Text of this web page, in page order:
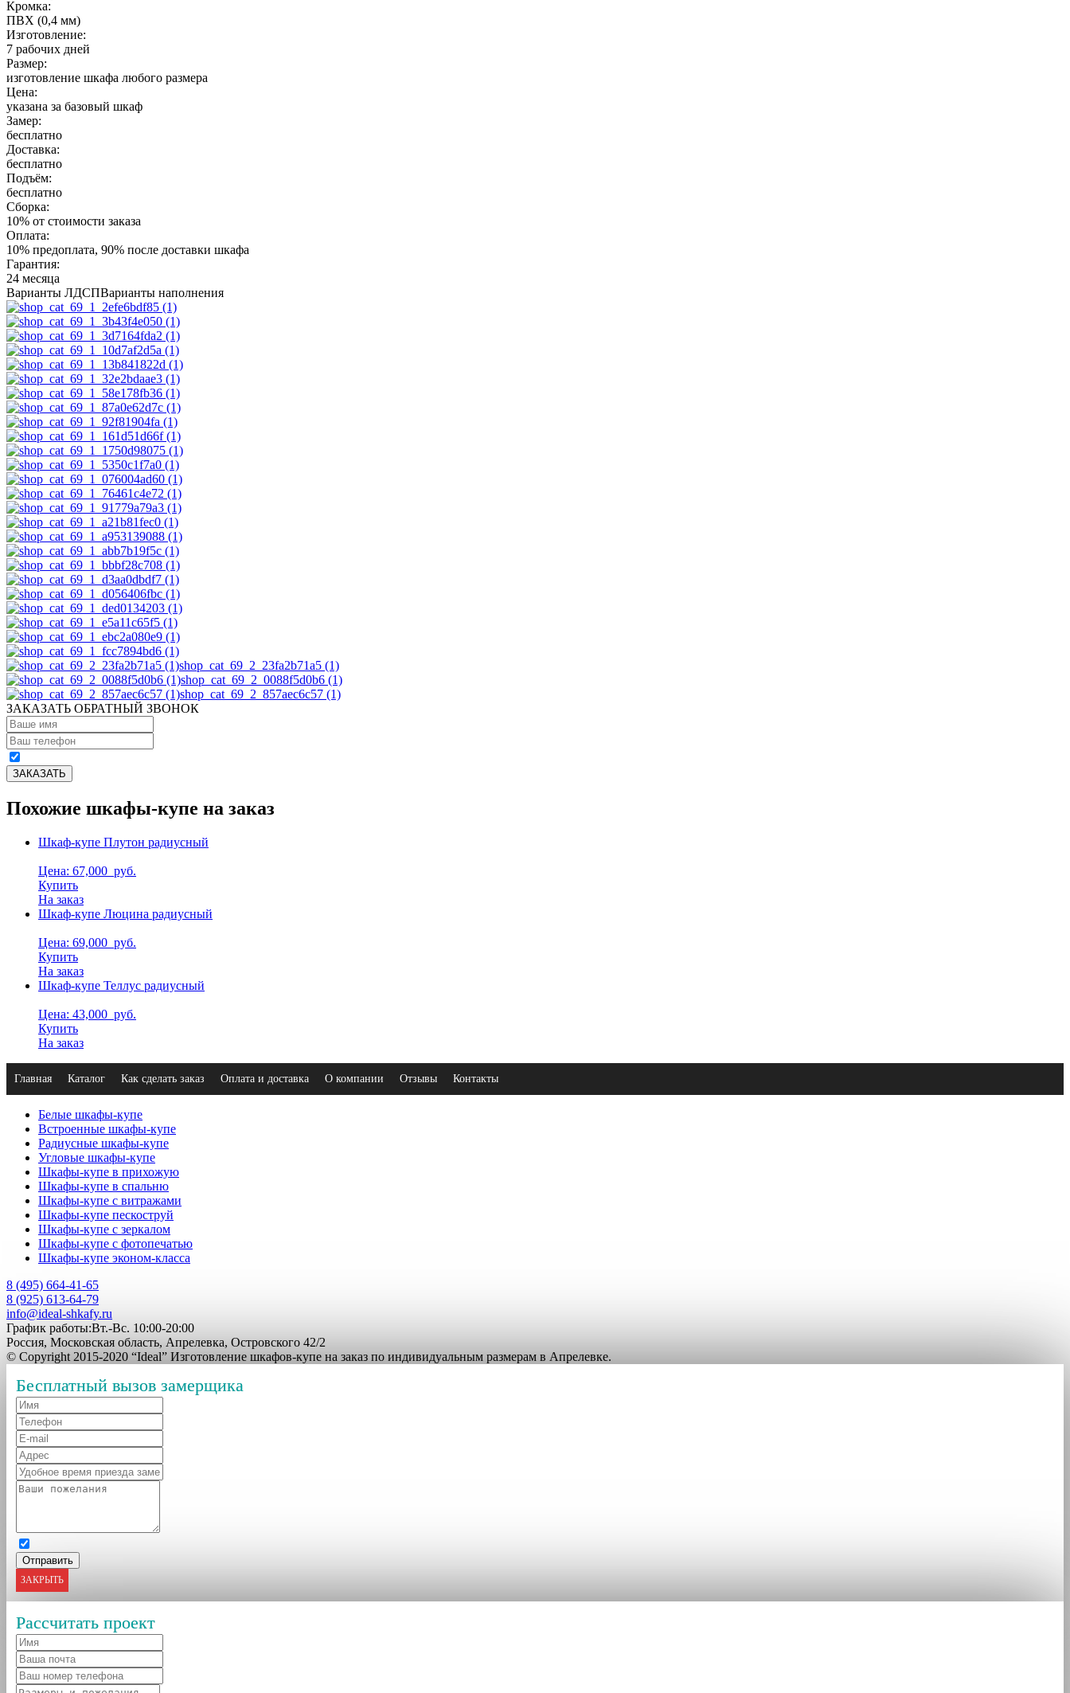
Кромка:
ПВХ (0,4 мм)
Изготовление:
7 рабочих дней
Размер:
изготовление шкафа любого размера
Цена:
указана за базовый шкаф
Замер:
бесплатно
Доставка:
бесплатно
Подъём:
бесплатно
Сборка:
10% от стоимости заказа
Оплата:
10% предоплата, 90% после доставки шкафа
Гарантия:
24 месяца
Варианты ЛДСПВарианты наполнения
shop_cat_69_2_23fa2b71a5 (1)
shop_cat_69_2_0088f5d0b6 (1)
shop_cat_69_2_857aec6c57 (1)
ЗАКАЗАТЬ ОБРАТНЫЙ ЗВОНОК
Похожие шкафы-купе на заказ
Шкаф-купе Плутон радиусный
Цена: 67,000 руб.
Купить
На заказ
Шкаф-купе Люцина радиусный
Цена: 69,000 руб.
Купить
На заказ
Шкаф-купе Теллус радиусный
Цена: 43,000 руб.
Купить
На заказ
Главная Каталог Как сделать заказ Оплата и доставка О компании Отзывы Контакты
Белые шкафы-купе
Встроенные шкафы-купе
Радиусные шкафы-купе
Угловые шкафы-купе
Шкафы-купе в прихожую
Шкафы-купе в спальню
Шкафы-купе с витражами
Шкафы-купе пескоструй
Шкафы-купе с зеркалом
Шкафы-купе с фотопечатью
Шкафы-купе эконом-класса
8 (495) 664-41-65
8 (925) 613-64-79
info@ideal-shkafy.ru
График работы:Вт.-Вс. 10:00-20:00
Россия, Московская область, Апрелевка, Островского 42/2
© Copyright 2015-2020 “Ideal” Изготовление шкафов-купе на заказ по индивидуальным размерам в Апрелевке.
Бесплатный вызов замерщика
ЗАКРЫТЬ
Рассчитать проект